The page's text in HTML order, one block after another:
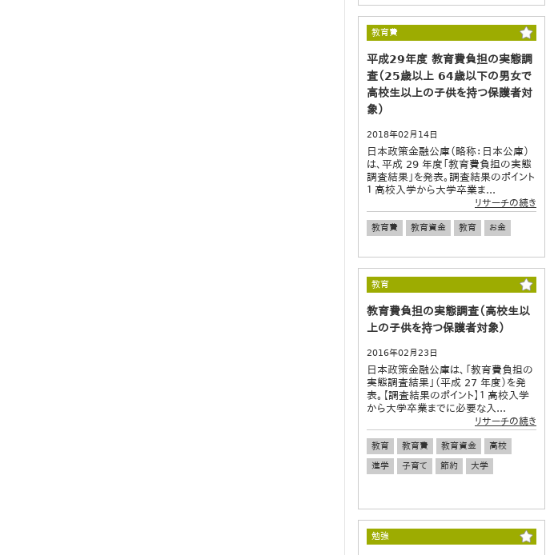
教育費
平成29年度 教育費負担の実態調
査（25歳以上 64歳以下の男女で
高校生以上の子供を持つ保護者対
象）
2018年02月14日
日本政策金融公庫（略称：日本公庫）
は、平成 29 年度「教育費負担の実態
調査結果」を発表。調査結果のポイント
１ 高校入学から大学卒業ま...
リサーチの続き
教育費 教育資金 教育 お金
教育
教育費負担の実態調査（高校生以
上の子供を持つ保護者対象）
2016年02月23日
日本政策金融公庫は、「教育費負担の
実態調査結果」（平成 27 年度）を発
表。【調査結果のポイント】１ 高校入学
から大学卒業までに必要な入...
リサーチの続き
教育 教育費 教育資金
高校
進学
子育て 節約 大学
勉強